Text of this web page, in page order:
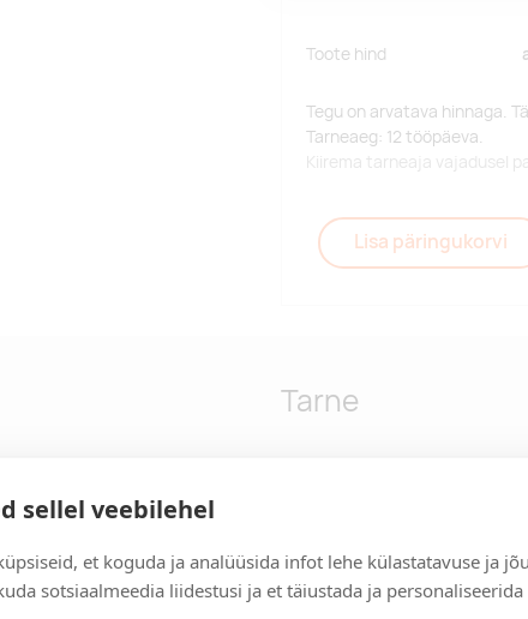
sellel veebilehel
et koguda ja analüüsida infot lehe külastatavuse ja
sotsiaalmeedia liidestusi ja et täiustada ja
Toote hind
Tegu on arvatava hinnaga.
Tarneaeg: 12 tööpäeva.
Kiirema tarneaja vajadusel
Lisa päringukorvi
Mahutavus: 750
Tarne
Tarneaeg on 12 tööpäeva
tööpäeva jooksul, saate
Tarne tingimused